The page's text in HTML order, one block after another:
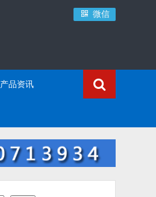
微信
产品资讯